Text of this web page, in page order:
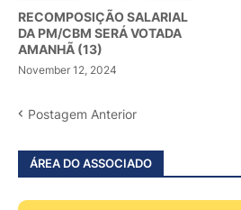
RECOMPOSIÇÃO SALARIAL
DA PM/CBM SERÁ VOTADA
AMANHÃ (13)
November 12, 2024
Postagem Anterior
ÁREA DO ASSOCIADO